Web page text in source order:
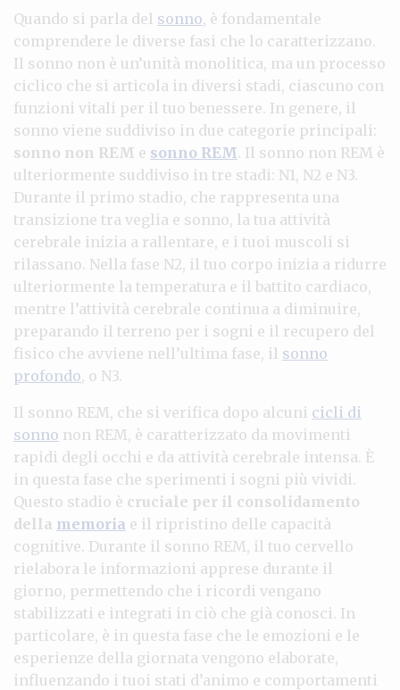
Quando si parla del sonno, è fondamentale
comprendere le diverse fasi che lo caratterizzano.
Il sonno non è un’unità monolitica, ma un processo
ciclico che si articola in diversi stadi, ciascuno con
funzioni vitali per il tuo benessere. In genere, il
sonno viene suddiviso in due categorie principali:
sonno non REM e sonno REM. Il sonno non REM è
ulteriormente suddiviso in tre stadi: N1, N2 e N3.
Durante il primo stadio, che rappresenta una
transizione tra veglia e sonno, la tua attività
cerebrale inizia a rallentare, e i tuoi muscoli si
rilassano. Nella fase N2, il tuo corpo inizia a ridurre
ulteriormente la temperatura e il battito cardiaco,
mentre l’attività cerebrale continua a diminuire,
preparando il terreno per i sogni e il recupero del
fisico che avviene nell’ultima fase, il sonno
profondo, o N3.
Il sonno REM, che si verifica dopo alcuni cicli di
sonno non REM, è caratterizzato da movimenti
rapidi degli occhi e da attività cerebrale intensa. È
in questa fase che sperimenti i sogni più vividi.
Questo stadio è cruciale per il consolidamento
della memoria e il ripristino delle capacità
cognitive. Durante il sonno REM, il tuo cervello
rielabora le informazioni apprese durante il
giorno, permettendo che i ricordi vengano
stabilizzati e integrati in ciò che già conosci. In
particolare, è in questa fase che le emozioni e le
esperienze della giornata vengono elaborate,
influenzando i tuoi stati d’animo e comportamenti